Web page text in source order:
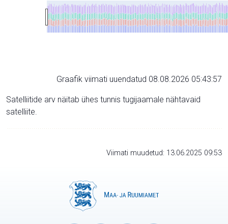
Graafik viimati uuendatud 08.08.2026 05:43:57
Satelliitide arv näitab ühes tunnis tugijaamale nähtavaid
satelliite.
Viimati muudetud: 13.06.2025 09:53